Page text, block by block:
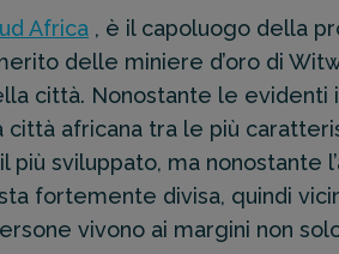
Africa , è il capoluogo della
delle miniere d’oro di
città. Nonostante le
città africana tra le più
sviluppato, ma nonostante
fortemente divisa, quindi
vivono ai margini non